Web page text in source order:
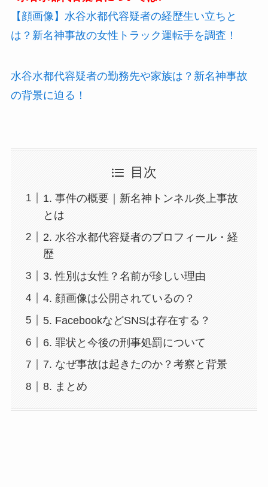
【顔画像】水谷水都代容疑者の経歴生い立ちと
は？新名神事故の女性トラック運転手を調査！
水谷水都代容疑者の勤務先や家族は？新名神事故
の背景に迫る！
目次
1. 事件の概要｜新名神トンネル炎上事故
とは
2. 水谷水都代容疑者のプロフィール・経
歴
3. 性別は女性？名前が珍しい理由
4. 顔画像は公開されているの？
5. FacebookなどSNSは存在する？
6. 罪状と今後の刑事処罰について
7. なぜ事故は起きたのか？考察と背景
8. まとめ